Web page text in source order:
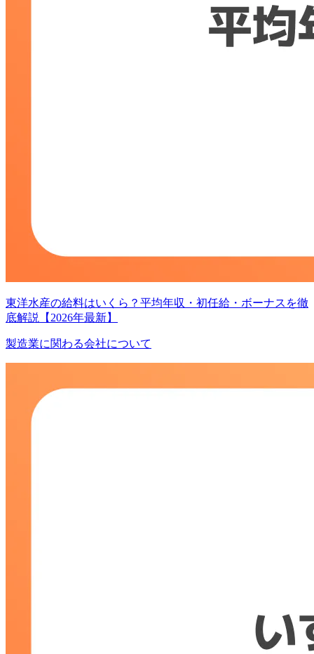
東洋水産の給料はいくら？平均年収・初任給・ボーナスを徹
底解説【2026年最新】
製造業に関わる会社について